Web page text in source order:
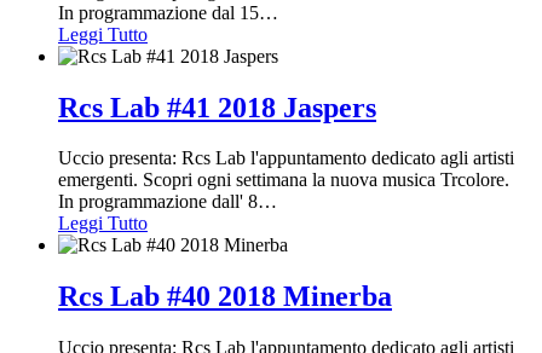
In programmazione dal 15…
Leggi Tutto
Rcs Lab #41 2018 Jaspers
Uccio presenta: Rcs Lab l'appuntamento dedicato agli artisti
emergenti. Scopri ogni settimana la nuova musica Trcolore.
In programmazione dall' 8…
Leggi Tutto
Rcs Lab #40 2018 Minerba
Uccio presenta: Rcs Lab l'appuntamento dedicato agli artisti